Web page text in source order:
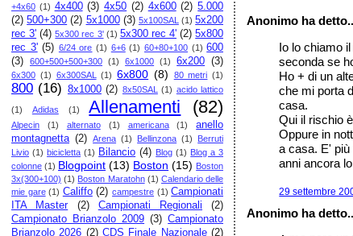
+4x60 (1) 4x400 (3) 4x50 (2) 4x600 (2) 5.000
(2) 500+300 (2) 5x1000 (3) 5x100SAL (1) 5x200
rec 3' (4) 5x300 rec 3' (1) 5x300 rec 4' (2) 5x800
rec 3' (5) 6/24 ore (1) 6+6 (1) 60+80+100 (1) 600
(3)
600+500+500+300 (1) 6x1000 (1) 6x200 (3)
6x300 (1) 6x300SAL (1) 6x800 (8) 80 metri (1)
800 (16) 8x1000 (2) 8x50SAL (1) acido lattico
(1) Adidas (1) Allenamenti (82)
Alpecin (1) alternato (1) americana (1)
anello
montagnetta (2) Arena (1) Bellinzona (1)
Berruti
Livio (1) bicicletta (1) Bilancio (4) Blog (1) Blog a 3
colonne (1) Blogpoint (13) Boston (15) Boston
3x(300+100) (1) Boston Maratohn (1) Calendario delle
mie gare (1) Califfo (2) campestre (1) Campionati
ITA Master
(2) Campionati Regionali
(2)
Campionato Brianzolo 2009 (3) Campionato
Brianzolo 2026 (2) CDS Finale Nazionale (2)
Anonimo ha
Io lo chiamo
seconda se
Ho + di un
che mi porta
casa.
Qui il rischio
Oppure in
a casa. E' più
anni ancora
29 settembre
Anonimo ha